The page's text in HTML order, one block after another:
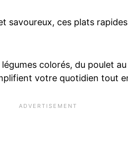
savoureux, ces plats
colorés, du poulet
votre quotidien tout